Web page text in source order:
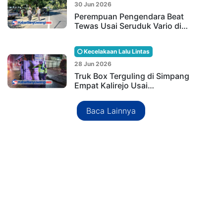
30 Jun 2026
Perempuan Pengendara Beat
Tewas Usai Seruduk Vario di…
Kecelakaan Lalu Lintas
28 Jun 2026
Truk Box Terguling di Simpang
Empat Kalirejo Usai…
Baca Lainnya